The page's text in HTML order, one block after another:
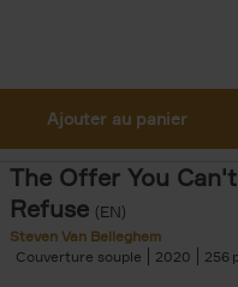
Ajouter au panier
The Offer You Can't
Refuse (EN)
Steven Van Belleghem
Couverture souple
2020 256